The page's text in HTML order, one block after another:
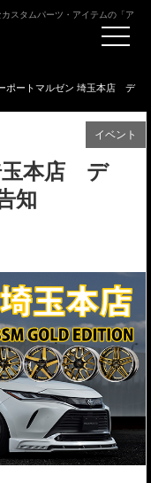
スタムパーツ・アイテムの「ア
ポートマルゼン 埼玉本店 デ
イベント
玉本店 デ
知